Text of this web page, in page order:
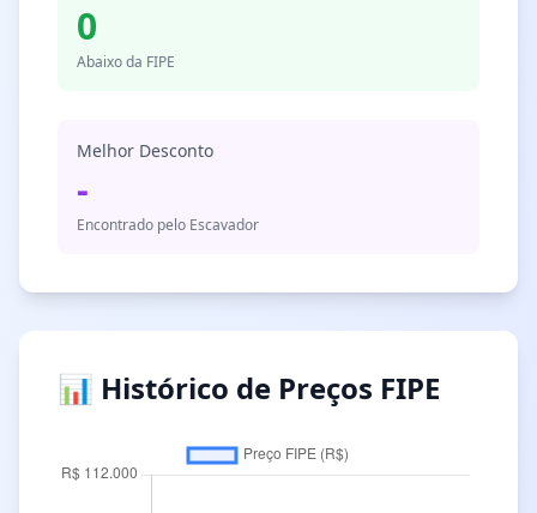
0
Abaixo da FIPE
Melhor Desconto
-
Encontrado pelo Escavador
📊 Histórico de Preços FIPE